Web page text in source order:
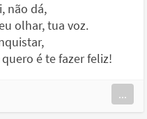
não dá,
olhar, tua voz.
é te fazer feliz!
...